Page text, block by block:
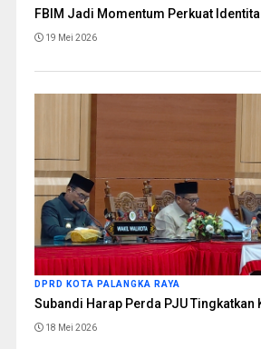
FBIM Jadi Momentum Perkuat
19 Mei 2026
DPRD KOTA PALANGKA RAYA
Subandi Harap Perda PJU Tingkatkan
18 Mei 2026